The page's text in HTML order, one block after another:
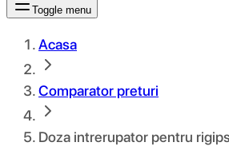
Toggle menu
Acasa
Comparator preturi
Doza intrerupator pentru